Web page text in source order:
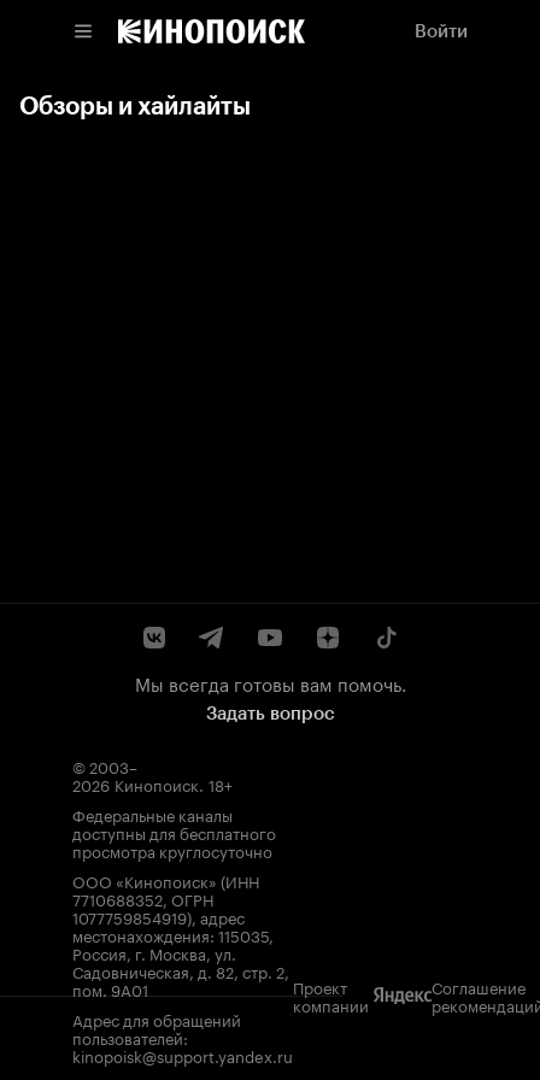
Войти
Обзоры и хайлайты
Мы всегда готовы вам помочь.
Задать вопрос
© 2003–
2026 Кинопоиск. 18+
Федеральные каналы
доступны для бесплатного
просмотра круглосуточно
ООО «Кинопоиск» (ИНН
7710688352, ОГРН
1077759854919), адрес
местонахождения: 115035,
Россия, г. Москва, ул.
Садовническая, д. 82, стр. 2,
пом. 9А01
Адрес для обращений
пользователей:
kinopoisk@support.yandex.ru
Проект
компании
Соглашение